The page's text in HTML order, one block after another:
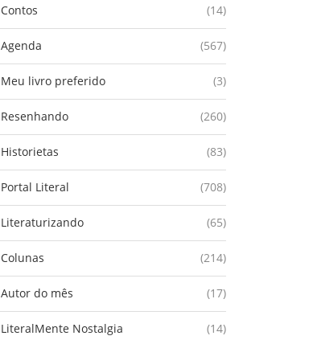
Contos (14)
Agenda (567)
Meu livro preferido (3)
Resenhando (260)
Historietas (83)
Portal Literal (708)
Literaturizando (65)
Colunas (214)
Autor do mês (17)
LiteralMente Nostalgia (14)